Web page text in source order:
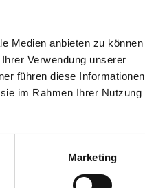
Medien anbieten zu können
Verwendung unserer
führen diese Informationen
im Rahmen Ihrer Nutzung
Marketing